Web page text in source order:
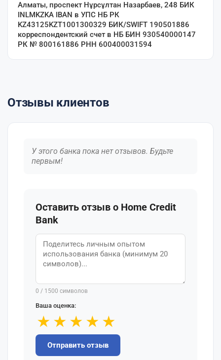
Алматы, проспект Нұрсұлтан Назарбаев, 248 БИК
INLMKZKA IBAN в УПС НБ РК
KZ43125KZT1001300329 БИК/SWIFT 190501886
корреспондентский счет в НБ БИН 930540000147
РК № 800161886 РНН 600400031594
Отзывы клиентов
У этого банка пока нет отзывов. Будьте
первым!
Оставить отзыв о Home Credit
Bank
0 / 1500 символов
Ваша оценка:
★ ★ ★ ★ ★
Отправить отзыв